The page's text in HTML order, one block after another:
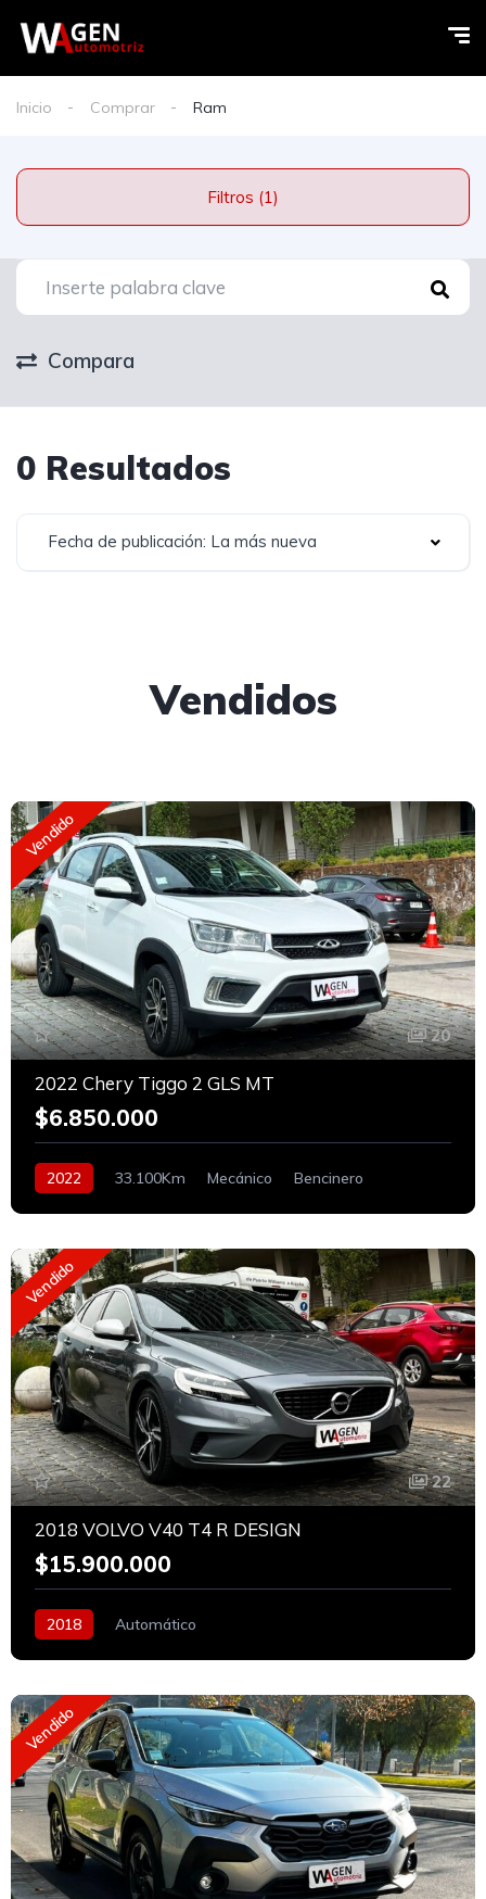
Inicio Comprar Ram
Filtros (1)
Compara
0 Resultados
Fecha de publicación: La más nueva
Vendidos
Vendido
20
2022 Chery Tiggo 2 GLS MT
$6.850.000
2022 33.100Km Mecánico Bencinero
Vendido
22
2018 VOLVO V40 T4 R DESIGN
$15.900.000
2018 Automático
Vendido